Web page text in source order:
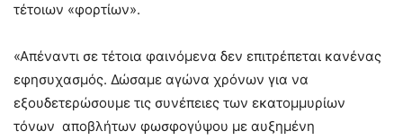
τέτοιων «φορτίων».
«Απέναντι σε τέτοια φαινόμενα δεν επιτρέπεται κανένας
εφησυχασμός. Δώσαμε αγώνα χρόνων για να
εξουδετερώσουμε τις συνέπειες των εκατομμυρίων
τόνων αποβλήτων φωσφογύψου με αυξημένη